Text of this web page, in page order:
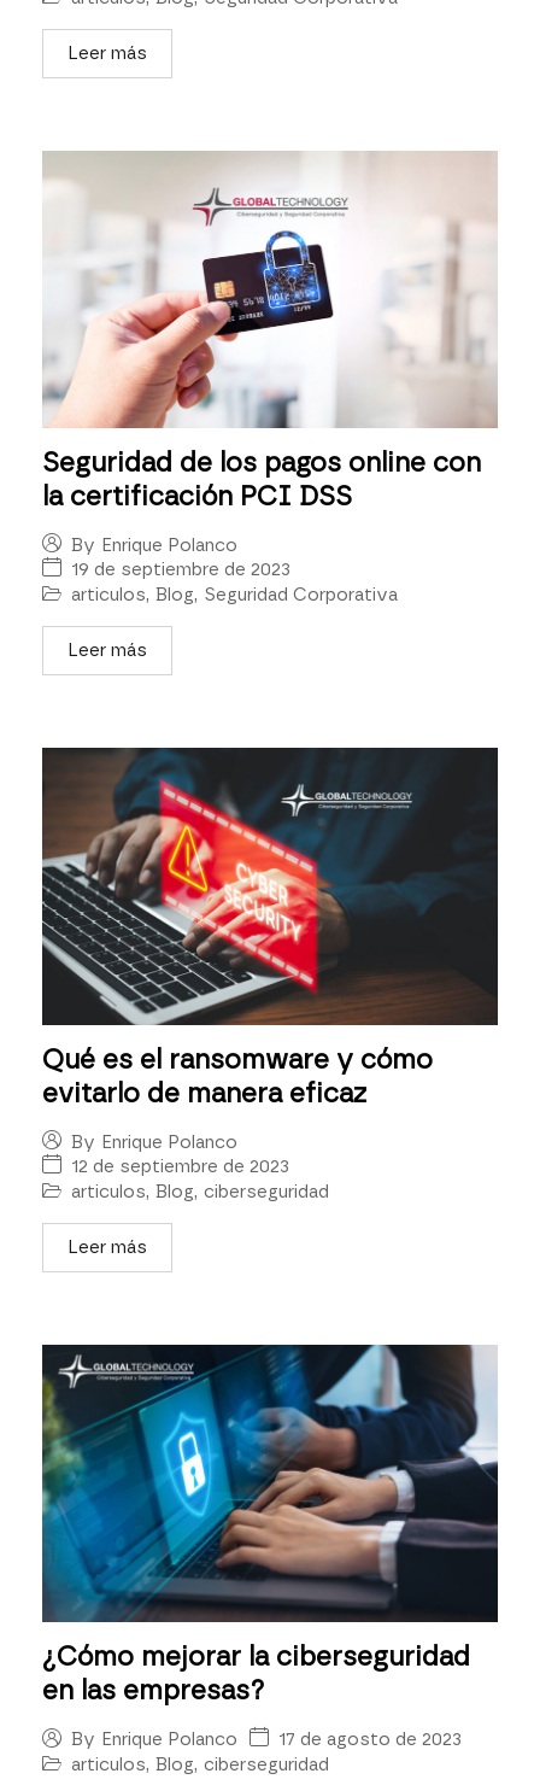
Leer más
Seguridad de los pagos online con
la certificación PCI DSS
By Enrique Polanco
19 de septiembre de 2023
articulos, Blog, Seguridad Corporativa
Leer más
Qué es el ransomware y cómo
evitarlo de manera eficaz
By Enrique Polanco
12 de septiembre de 2023
articulos, Blog, ciberseguridad
Leer más
¿Cómo mejorar la ciberseguridad
en las empresas?
By Enrique Polanco
17 de agosto de 2023
articulos, Blog, ciberseguridad